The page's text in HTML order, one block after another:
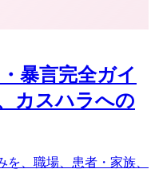
暴言完全ガイ
カスハラへの
、職場、患者・家族、